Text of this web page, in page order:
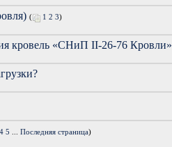
( 1 2 3)
кровель «СНиП II-26-76 Кровли»
4 5 ...Последняя страница)